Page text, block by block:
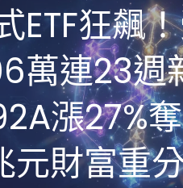
ETF狂飆
萬連23週
漲27%
元財富重